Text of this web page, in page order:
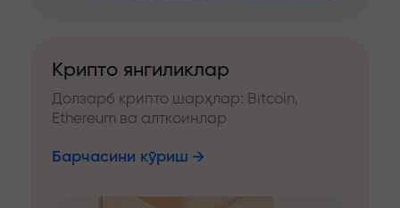
Крипто янгиликлар
Долзарб крипто шарҳлар: Bitcoin,
Ethereum ва алткоинлар
Барчасини кўриш